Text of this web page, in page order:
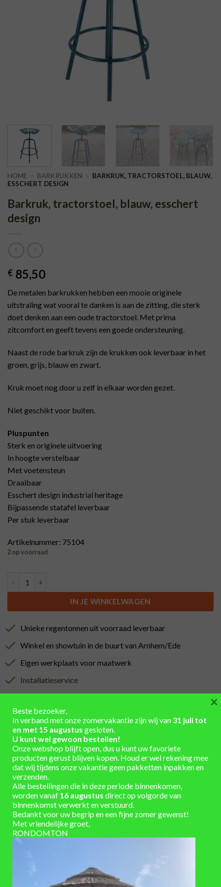
HOME » BARKRUKKEN » BARKRUK, TRACTORSTOEL, BLAUW,
ESSCHERT DESIGN
Barkruk, tractorstoel, blauw, esschert
design
€ 85,50
De metalen barkrukken hebben een mooie originele
uitstraling wat vooral te danken is aan de zitting, die sterk
doet denken aan een oude tractorstoel. Met prima
zitcomfort en geeft tevens een goede ondersteuning.
Naast de rode barkruk zijn de krukken ook leverbaar in het
groen, grijs, blauw en zwart.
Kruk moet nog door u zelf in elkaar worden gezet.
Niet geschikt voor buiten.
Pluspunten
Sterk en originele uitvoering
In hoogte verstelbaar
Met voetensteun
Draaibaar
Esschert design industrial heritage
Bijpassende statafel leverbaar
Per stuk leverbaar
Artikelnummer: 75104
2 op voorraad
IN JE WINKELWAGEN
Unieke regentonnen uit voorraad leverbaar
Winkel en showtuin in de buurt van Arnhem/Ede
Eigen werkplaats voor maatwerk
Installatieservice
AANVULLENDE INFORMATIE
AFMETINGEN Hoogte 82 cm x Diameter 45 cm
MATERIAAL Metaal
KLEUR blauw
Beste bezoeker,
In verband met onze zomervakantie zijn wij van 31 juli tot
en met 15 augustus gesloten.
U kunt wel gewoon bestellen!
Onze webshop blijft open, dus u kunt uw favoriete
producten gerust blijven kopen. Houd er wel rekening mee
dat wij tijdens onze vakantie geen pakketten inpakken en
verzenden.
Alle bestellingen die in deze periode binnenkomen,
worden vanaf 16 augustus direct op volgorde van
binnenkomst verwerkt en verstuurd.
Bedankt voor uw begrip en een fijne zomer gewenst!
Met vriendelijke groet,
RONDOMTON
×